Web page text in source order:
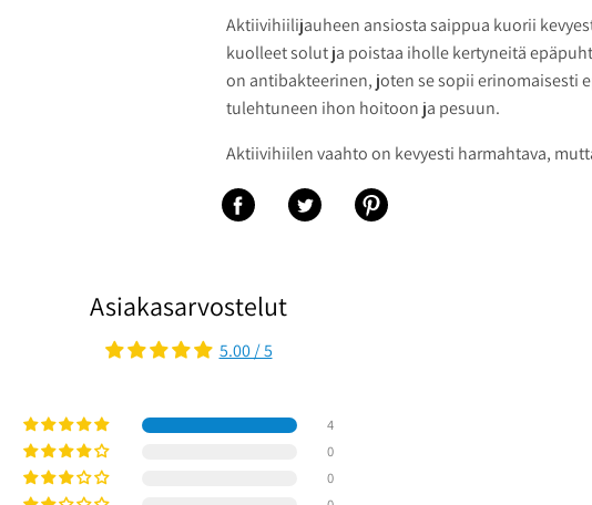
Aktiivihiilijauheen ansiosta saippua kuorii
kuolleet solut ja poistaa iholle kertyneitä
on antibakteerinen, joten se sopii erinomaisesti
tulehtuneen ihon hoitoon ja pesuun.
Aktiivihiilen vaahto on kevyesti harmahtava,
Jaa FacebookiinJaa TwitteriinJaa Pinterestiin
Asiakasarvostelut
5.00 / 5
4
0
0